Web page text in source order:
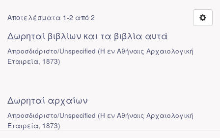
Αποτελέσματα 1-2 από 2
Δωρηταί βιβλίων και τα βιβλία αυτά
Απροσδιόριστο/Unspecified (Η εν Αθήναις Αρχαιολογική
Εταιρεία, 1873)
Δωρηταί αρχαίων
Απροσδιόριστο/Unspecified (Η εν Αθήναις Αρχαιολογική
Εταιρεία, 1873)